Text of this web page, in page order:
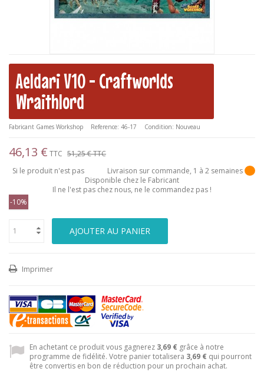
Aeldari V10 - Craftworlds
Wraithlord
Fabricant Games Workshop Reference: 46-17 Condition: Nouveau
46,13 € TTC 51,25 €TTC
Livraison sur commande, 1 à 2 semaines
Si le produit n'est pas
Disponible chez le Fabricant
Il ne l'est pas chez nous, ne le commandez pas !
-10%
AJOUTER AU PANIER
Imprimer
En achetant ce produit vous gagnerez 3,69 € grâce à notre
programme de fidélité. Votre panier totalisera 3,69 € qui pourront
être convertis en bon de réduction pour un prochain achat.